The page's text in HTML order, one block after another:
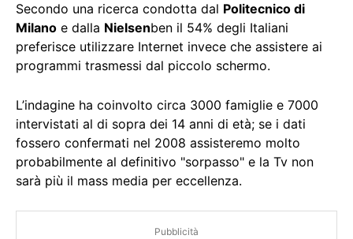
Secondo una ricerca condotta dal Politecnico di
Milano e dalla Nielsenben il 54% degli Italiani
preferisce utilizzare Internet invece che assistere ai
programmi trasmessi dal piccolo schermo.
L’indagine ha coinvolto circa 3000 famiglie e 7000
intervistati al di sopra dei 14 anni di età; se i dati
fossero confermati nel 2008 assisteremo molto
probabilmente al definitivo "sorpasso" e la Tv non
sarà più il mass media per eccellenza.
Pubblicità